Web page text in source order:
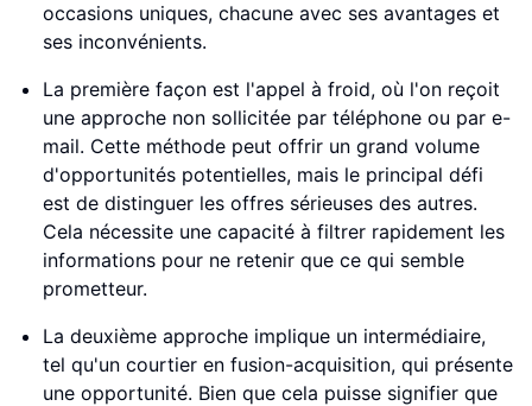
occasions uniques, chacune avec ses avantages et
ses inconvénients.
La première façon est l'appel à froid, où l'on reçoit
une approche non sollicitée par téléphone ou par e-
mail. Cette méthode peut offrir un grand volume
d'opportunités potentielles, mais le principal défi
est de distinguer les offres sérieuses des autres.
Cela nécessite une capacité à filtrer rapidement les
informations pour ne retenir que ce qui semble
prometteur.
La deuxième approche implique un intermédiaire,
tel qu'un courtier en fusion-acquisition, qui présente
une opportunité. Bien que cela puisse signifier que